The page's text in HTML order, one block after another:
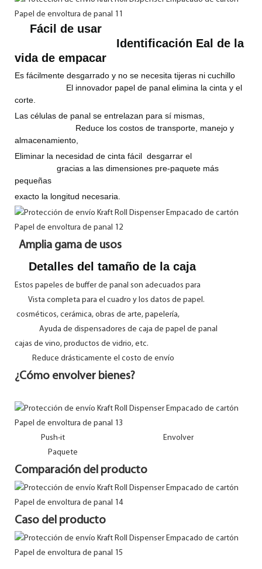
Fácil de usar
Identificación Eal de la
vida de empacar
Es fácilmente desgarrado y no se necesita tijeras ni cuchillo
El innovador papel de panal elimina la cinta y el
corte.
Las células de panal se entrelazan para sí mismas,
Reduce los costos de transporte, manejo y
almacenamiento,
Eliminar la necesidad de cinta fácil desgarrar el
gracias a las dimensiones pre-paquete más
pequeñas
exacto la longitud necesaria.
Amplia gama de usos
Detalles del tamaño de la caja
Estos papeles de buffer de panal son adecuados para
Vista completa para el cuadro y los datos de papel.
cosméticos, cerámica, obras de arte, papelería,
Ayuda de dispensadores de caja de papel de panal
cajas de vino, productos de vidrio, etc.
Reduce drásticamente el costo de envío
¿Cómo envolver bienes?
Push-it Envolver
Paquete
Comparación del producto
Caso del producto